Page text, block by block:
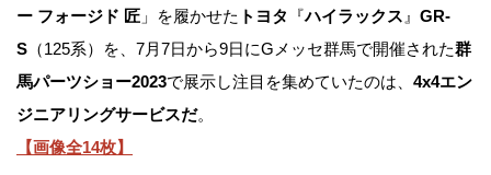
ー フォージド 匠 」を履かせた トヨタ 『ハイラックス 』 GR-
S （125系）を、7月7日から9日にGメッセ群馬で開催された群
馬パーツショー2023で展示し注目を集めていたのは、 4x4エン
ジニアリングサービスだ。
【画像全14枚】